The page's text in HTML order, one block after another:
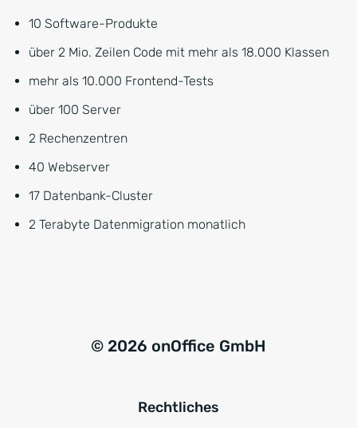
10 Software-Produkte
über 2 Mio. Zeilen Code mit mehr als 18.000 Klassen
mehr als 10.000 Frontend-Tests
über 100 Server
2 Rechenzentren
40 Webserver
17 Datenbank-Cluster
2 Terabyte Datenmigration monatlich
© 2026 onOffice GmbH
Rechtliches